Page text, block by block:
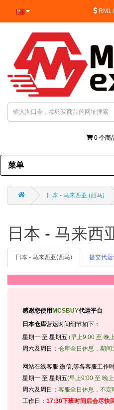
0 个商
菜单
日本 - 马来西亚 (西马)
日本 - 马来西
日本 - 马来西亚(西马) 提交代
感谢您使用 MCSBUY代运平台
日本仓库营运时间细节如下：
星期一 至 星期五 (早上9:00 至 晚
周六及周日： 仓库全日休息，期间
网站在线客服,微信,等各客服工作
星期一 至 星期五(早上9:00 至 晚
周六及周日： 客服全日休息，不定
工作日： 17:30下班时间后会尽快